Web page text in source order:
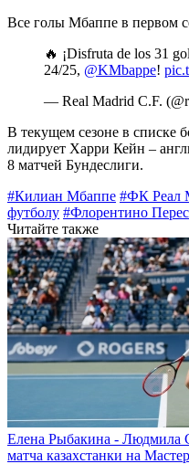
Все голы Мбаппе в первом
🔥 ¡Disfruta de los 31
24/25, @KMbappe!
— Real Madrid C.F.
В текущем сезоне в списке
лидирует Харри Кейн –
8 матчей Бундеслиги.
#Килиан Мбаппе #ФК Реал
футболу #Флорентино Перес
Читайте также
Елена Рыбакина - Людмила
матча казахстанки на